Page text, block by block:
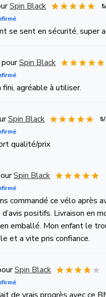
Spin Black
se sent en sécurité, super
pourSpin Black
fini, agréable à utiliser.
Spin Black
qualité/prix
Spin Black
commandé ce vélo après
positifs. Livraison en
emballé. Mon enfant le
et a vite pris confiance.
Spin Black